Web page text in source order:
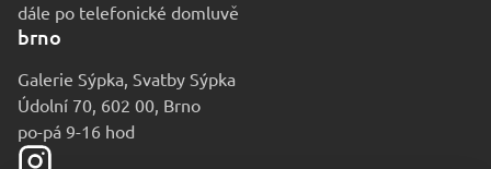
dále po telefonické domluvě
brno
Galerie Sýpka, Svatby Sýpka
Údolní 70, 602 00, Brno
po-pá 9-16 hod